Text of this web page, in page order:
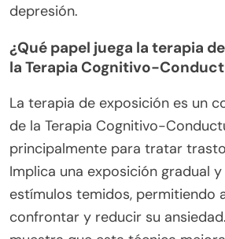
depresión.
¿Qué papel juega la terapia
la Terapia Cognitivo-
La terapia de exposición es un
de la Terapia Cognitivo-
principalmente para tratar
Implica una exposición gradual
estímulos temidos, permitiendo
confrontar y reducir su